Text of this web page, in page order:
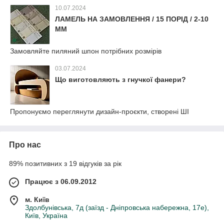
10.07.2024
ЛАМЕЛЬ НА ЗАМОВЛЕННЯ / 15 ПОРІД / 2-10
ММ
Замовляйте пиляний шпон потрібних розмірів
03.07.2024
Що виготовляють з гнучкої фанери?
Пропонуємо переглянути дизайн-проєкти, створені ШІ
Про нас
89% позитивних з 19 відгуків за рік
Працює з 06.09.2012
м. Київ
Здолбунівська, 7д (заїзд - Дніпровська набережна, 17е),
Київ, Україна